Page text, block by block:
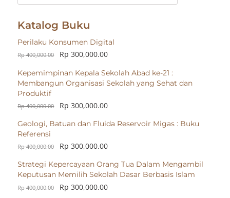
Katalog Buku
Perilaku Konsumen Digital
Rp400,000.00 Rp 300,000.00
Kepemimpinan Kepala Sekolah Abad ke-21 :
Membangun Organisasi Sekolah yang Sehat dan
Produktif
Rp400,000.00 Rp 300,000.00
Geologi, Batuan dan Fluida Reservoir Migas : Buku
Referensi
Rp400,000.00 Rp 300,000.00
Strategi Kepercayaan Orang Tua Dalam Mengambil
Keputusan Memilih Sekolah Dasar Berbasis Islam
Rp400,000.00 Rp 300,000.00